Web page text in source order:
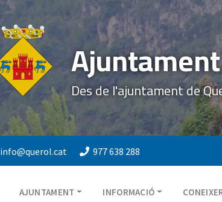
Des de l'ajuntament de
info@querol.cat 977 638 288
AJUNTAMENT INFORMACIÓ